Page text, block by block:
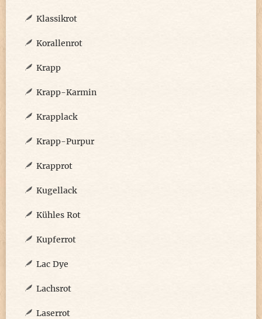
Klassikrot
Korallenrot
Krapp
Krapp-Karmin
Krapplack
Krapp-Purpur
Krapprot
Kugellack
Kühles Rot
Kupferrot
Lac Dye
Lachsrot
Laserrot